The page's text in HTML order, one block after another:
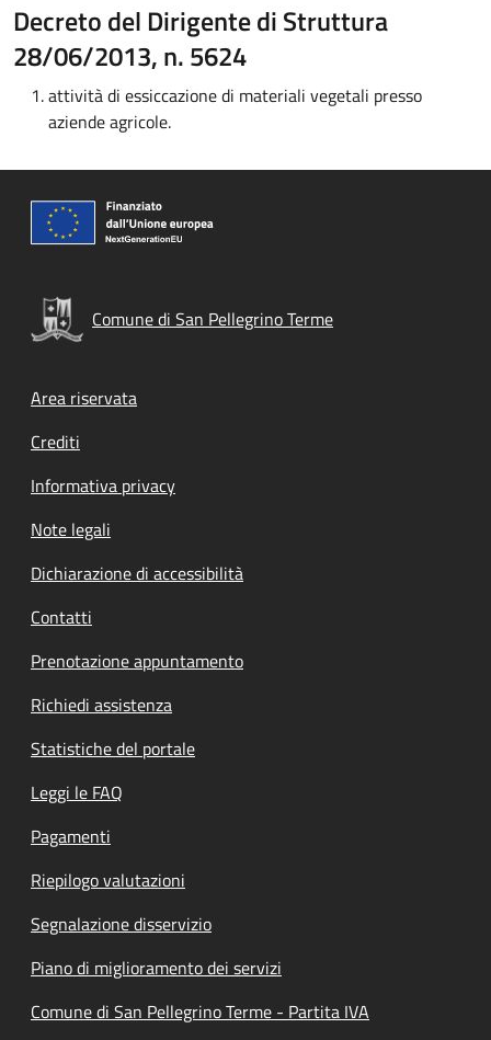
Decreto del Dirigente di Struttura
28/06/2013, n. 5624
attività di essiccazione di materiali vegetali presso
aziende agricole.
Comune di San Pellegrino Terme
Footer menu
Area riservata
Crediti
Informativa privacy
Note legali
Dichiarazione di accessibilità
Contatti
Prenotazione appuntamento
Richiedi assistenza
Statistiche del portale
Leggi le FAQ
Pagamenti
Riepilogo valutazioni
Segnalazione disservizio
Piano di miglioramento dei servizi
Comune di San Pellegrino Terme - Partita IVA